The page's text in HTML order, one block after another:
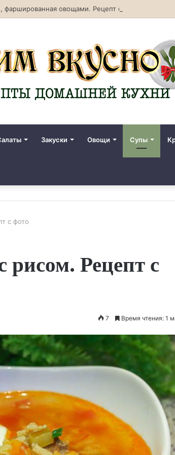
фаршированная овощами. Рецепт с фото
Закуски Овощи Супы
с фото
рисом. Рецепт с
7 Время чтения: 1
суп на
в
зеленом
10.09.2023
Угорь в зеленом
фото